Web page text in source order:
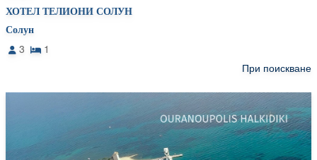
ХОТЕЛ ТЕЛИОНИ СОЛУН
Солун
3
1
При поискване